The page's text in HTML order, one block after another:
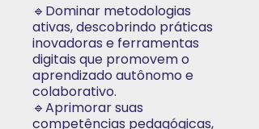
🔹Dominar metodologias
ativas, descobrindo práticas
inovadoras e ferramentas
digitais que promovem o
aprendizado autônomo e
colaborativo.
🔹Aprimorar suas
competências pedagógicas,